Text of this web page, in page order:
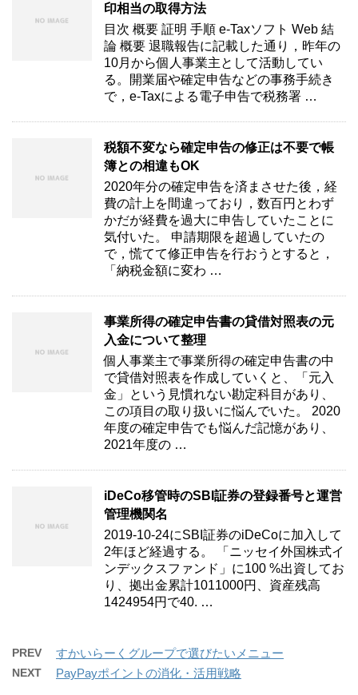
印相当の取得方法
目次 概要 証明 手順 e-Taxソフト Web 結
論 概要 退職報告に記載した通り，昨年の
10月から個人事業主として活動してい
る。開業届や確定申告などの事務手続き
で，e-Taxによる電子申告で税務署 …
税額不変なら確定申告の修正は不要で帳
簿との相違もOK
2020年分の確定申告を済まさせた後，経
費の計上を間違っており，数百円とわず
かだが経費を過大に申告していたことに
気付いた。 申請期限を超過していたの
で，慌てて修正申告を行おうとすると，
「納税金額に変わ …
事業所得の確定申告書の貸借対照表の元
入金について整理
個人事業主で事業所得の確定申告書の中
で貸借対照表を作成していくと、「元入
金」という見慣れない勘定科目があり、
この項目の取り扱いに悩んでいた。 2020
年度の確定申告でも悩んだ記憶があり、
2021年度の …
iDeCo移管時のSBI証券の登録番号と運営
管理機関名
2019-10-24にSBI証券のiDeCoに加入して
2年ほど経過する。 「ニッセイ外国株式イ
ンデックスファンド」に100 %出資してお
り、拠出金累計1011000円、資産残高
1424954円で40. …
PREV すかいらーくグループで選びたいメニュー
NEXT PayPayポイントの消化・活用戦略